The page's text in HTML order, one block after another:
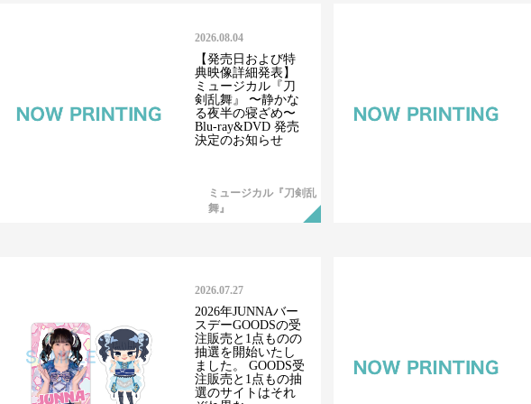
2026.08.04
【発売日および特
典映像詳細発表】
ミュージカル『刀
剣乱舞』 〜静かな
る夜半の寝ざめ〜
Blu-ray&DVD 発売
決定のお知らせ
ミュージカル『刀剣乱
舞』
2026.07.27
2026年JUNNAバー
スデーGOODSの受
注販売と1点ものの
抽選を開始いたし
ました。 GOODS受
注販売と1点もの抽
選のサイトはそれ